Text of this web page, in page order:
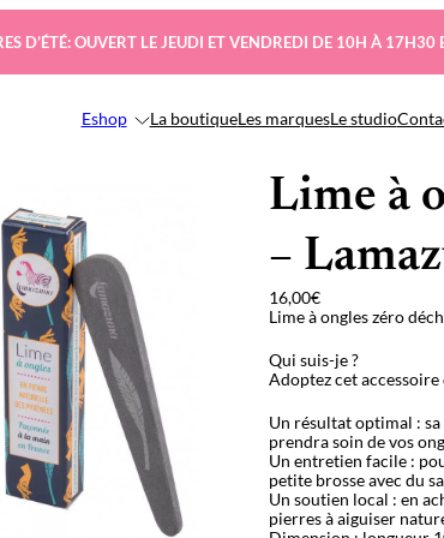
D’ÉTÉ: OUVERT LE JEUDI ET VENDREDI DE 10H À
Eshop La boutiqueLes marquesLe studio
Lime à
–
16,00€
Lime à ongles zéro
Qui suis-je ?
Adoptez cet
Un résultat optimal :
prendra soin de vos
Un entretien facile :
petite brosse avec du
Un soutien local : en
pierres à aiguiser